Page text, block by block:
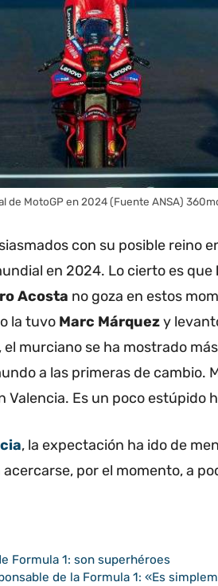
de MotoGP en 2024 (Fuente ANSA)
con su posible reino
en 2024. Lo cierto es que
Acosta no goza en estos
la tuvo Marc Márquezy
murciano se ha mostrado
a las primeras de cambio.
Valencia. Es un poco estúpido
, la expectación ha ido de
acercarse, por el momento, a
Formula 1: son superhéroes
de la Formula 1: «Es